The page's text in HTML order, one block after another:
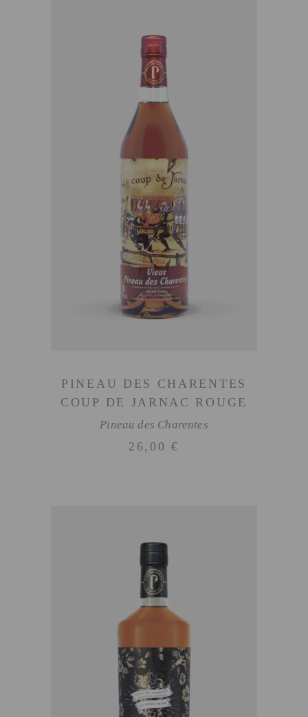
AJOUTER AU PANIER
PINEAU DES CHARENTES
COUP DE JARNAC ROUGE
Pineau des Charentes
26,00€